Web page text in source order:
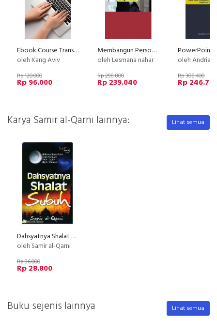
Ebook Course Transformer
oleh Kang Aviv
Rp 120.000
Rp 96.000
Membangun Personal Branding yang Kuat
oleh Lesmana nahar
Rp 298.800
Rp 239.040
oleh Andrian Izza
Rp 308.400
Rp
Karya Samir al-Qarni lainnya: Lihat semua
Dahsyatnya Shalat Subuh
oleh Samir al-Qarni
Rp 36.000
Rp 28.800
Buku sejenis lainnya Lihat semua